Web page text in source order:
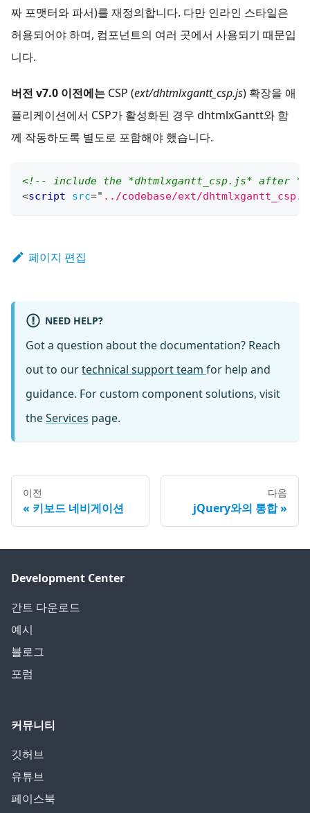
짜 포맷터와 파서)를 재정의합니다. 다만 인라인 스타일은
허용되어야 하며, 컴포넌트의 여러 곳에서 사용되기 때문입
니다.
버전 v7.0 이전에는 CSP (ext/dhtmlxgantt_csp.js) 확장을 애
플리케이션에서 CSP가 활성화된 경우 dhtmlxGantt와 함
께 작동하도록 별도로 포함해야 했습니다.
<!-- include the *dhtmlxgantt_csp.js* after
<script src=" ../codebase/ext/
페이지 편집
NEED HELP?
Got a question about the documentation? Reach
out to ourtechnical support team for help and
guidance. For custom component solutions, visit
theServices page.
이전
키보드 네비게이션
다음
jQuery와의 통합
Development Center
간트 다운로드
예시
블로그
포럼
커뮤니티
깃허브
유튜브
페이스북